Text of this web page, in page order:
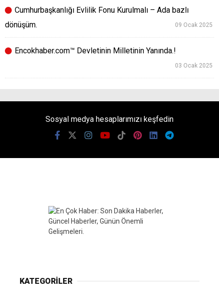
Cumhurbaşkanlığı Evlilik Fonu Kurulmalı – Ada bazlı
dönüşüm.
09 Ocak 2025
Encokhaber.com™ Devletinin Milletinin Yanında.!
03 Ocak 2025
Sosyal medya hesaplarımızı keşfedin
KATEGORİLER